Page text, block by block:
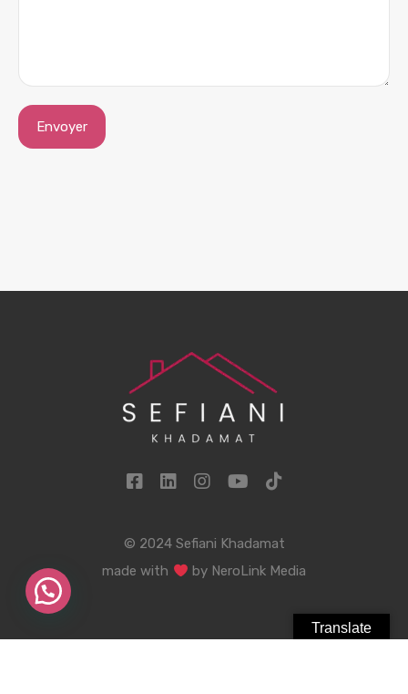
© 2024 Sefiani Khadamat
made with
by NeroLink Media
Translate